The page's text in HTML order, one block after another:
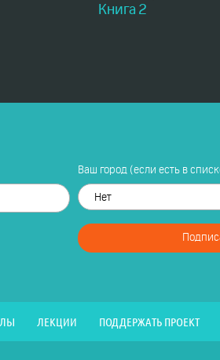
Книга 2
Ваш город (если есть в
ЛЕКЦИИ ПОДДЕРЖАТЬ ПРОЕКТ